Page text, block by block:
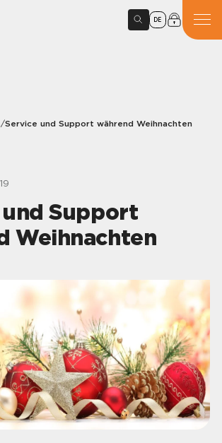
DE
/Service und Support während Weihnachten
Support
Weihnachten